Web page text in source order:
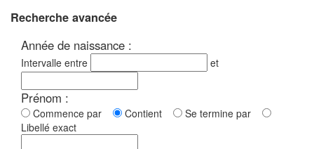
Recherche avancée
Année de naissance :
Intervalle entre et
Prénom :
Commence par Contient
Se termine par
Libellé exact